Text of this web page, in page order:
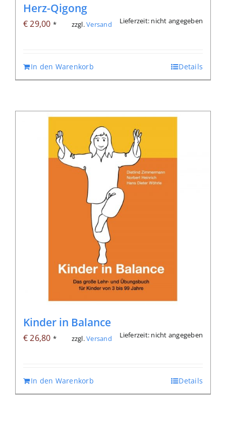
Herz-Qigong
€29,00 * zzgl.Versand Lieferzeit: nicht angegeben
In den Warenkorb Details
Kinder in Balance
€26,80 * zzgl.Versand Lieferzeit: nicht angegeben
In den Warenkorb Details